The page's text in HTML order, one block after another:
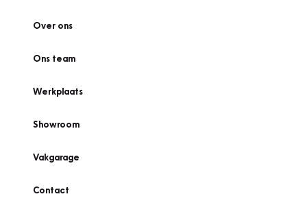
Over ons
Ons team
Werkplaats
Showroom
Vakgarage
Contact